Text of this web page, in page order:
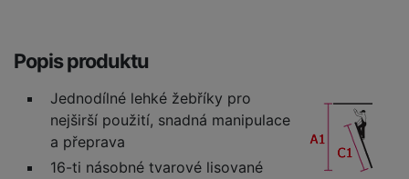
Popis produktu
Jednodílné lehké žebříky pro
nejširší použití, snadná manipulace
a přeprava
16-ti násobné tvarové lisované